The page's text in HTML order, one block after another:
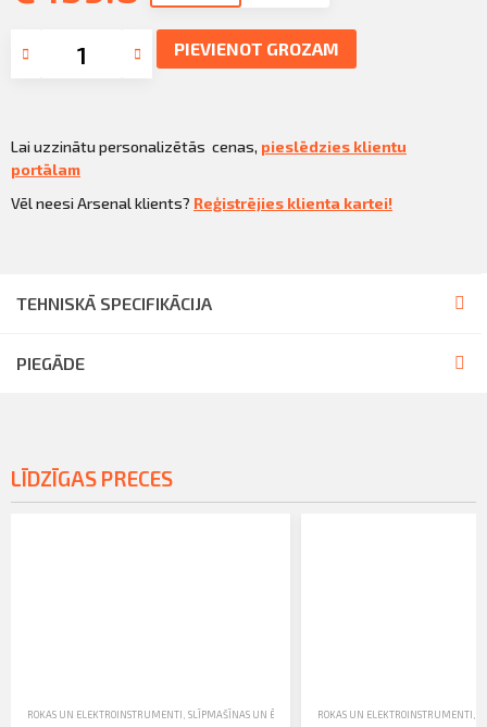
PIEVIENOT GROZAM
Lai uzzinātu personalizētās cenas, pieslēdzies klientu
portālam
Vēl neesi Arsenal klients? Reģistrējies klienta kartei!
TEHNISKĀ SPECIFIKĀCIJA
PIEGĀDE
LĪDZĪGAS PRECES
ROKAS UN ELEKTROINSTRUMENTI SLĪPMAŠĪNAS UN ĒVELES TIRDZNIECĪBA
ROKAS UN ELEKTROINSTRUMENTI